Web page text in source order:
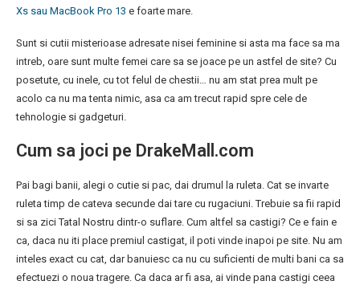
Xs sau MacBook Pro 13 e foarte mare.
Sunt si cutii misterioase adresate nisei feminine si asta ma face sa ma
intreb, oare sunt multe femei care sa se joace pe un astfel de site? Cu
posetute, cu inele, cu tot felul de chestii… nu am stat prea mult pe
acolo ca nu ma tenta nimic, asa ca am trecut rapid spre cele de
tehnologie si gadgeturi.
Cum sa joci pe DrakeMall.com
Pai bagi banii, alegi o cutie si pac, dai drumul la ruleta. Cat se invarte
ruleta timp de cateva secunde dai tare cu rugaciuni. Trebuie sa fii rapid
si sa zici Tatal Nostru dintr-o suflare. Cum altfel sa castigi? Ce e fain e
ca, daca nu iti place premiul castigat, il poti vinde inapoi pe site. Nu am
inteles exact cu cat, dar banuiesc ca nu cu suficienti de multi bani ca sa
efectuezi o noua tragere. Ca daca ar fi asa, ai vinde pana castigi ceea